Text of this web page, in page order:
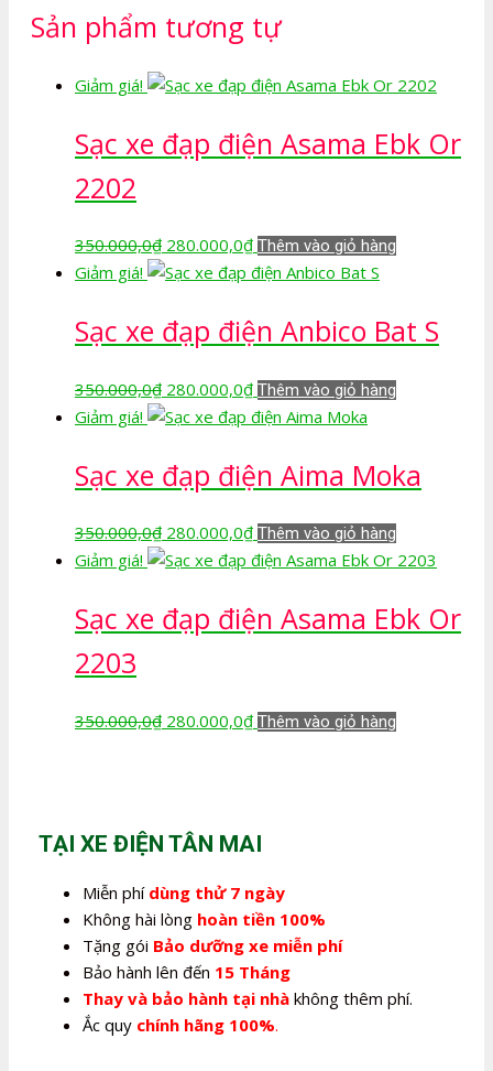
Sản phẩm tương tự
Giảm giá!
Sạc xe đạp điện Asama Ebk Or
2202
350.000,0₫ Giá
gốc
350.000,0₫.
280.000,0₫Giá
hiện
là:
280.000,0₫.
Thêm vào giỏ hàng
Giảm giá!
Sạc xe đạp điện Anbico Bat S
350.000,0₫ Giá
gốc
350.000,0₫.
280.000,0₫Giá
hiện
là:
280.000,0₫.
Thêm vào giỏ hàng
Giảm giá!
Sạc xe đạp điện Aima Moka
350.000,0₫ Giá
gốc
350.000,0₫.
280.000,0₫Giá
hiện
là:
280.000,0₫.
Thêm vào giỏ hàng
Giảm giá!
Sạc xe đạp điện Asama Ebk Or
2203
350.000,0₫ Giá
280.000,0₫Giá
Thêm vào giỏ hàng
TẠI XE ĐIỆN TÂN MAI
Miễn phí dùng thử 7 ngày
Không hài lòng hoàn tiền 100%
Tặng gói Bảo dưỡng xe miễn phí
Bảo hành lên đến 15 Tháng
Thay và bảo hành tại nhà không thêm phí.
Ắc quy chính hãng 100%.